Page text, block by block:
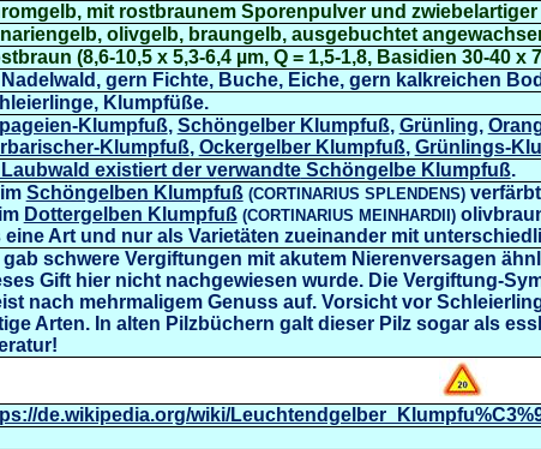
mit rostbraunem Sporenpulver und
olivgelb, braungelb, ausgebuchtet
(8,6-10,5 x 5,3-6,4 µm, Q = 1,5-1,8, Basidien 30-40 x
Nadelwald, gern Fichte, Buche, Eiche, gern kalkreichen
Klumpfüße.
Klumpfuß, Schöngelber Klumpfuß, Grünling,
Klumpfuß, Ockergelber Klumpfuß, Grünlings-
existiert der verwandteSchöngelbe Klumpfuß.
Schöngelben Klumpfuß (CORTINARIUS SPLENDENS)verfärbt
Dottergelben Klumpfuß (CORTINARIUS MEINHARDII)
eine Art und nur als Varietäten zueinander mit
gab schwere Vergiftungen mit akutem Nierenversagen
Gift hier nicht nachgewiesen wurde. Die Vergiftung-
nach mehrmaligem Genuss auf. Vorsicht vor
Arten. In alten Pilzbüchern galt dieser Pilz sogar als
de.wikipedia.org/wiki/